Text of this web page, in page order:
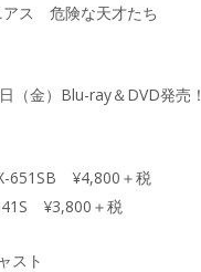
アス 危険な天才たち
（金）Blu-ray＆DVD発売！
651SB ¥4,800＋税
¥3,800＋税
スト